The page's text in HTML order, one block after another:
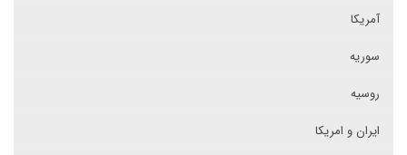
آمریکا
سوریه
روسیه
ایران و امریکا